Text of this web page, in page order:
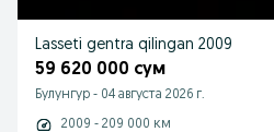
Lasseti gentra qilingan 2009
59 620 000 сум
Булунгур - 04 августа 2026 г.
2009 - 209 000 км